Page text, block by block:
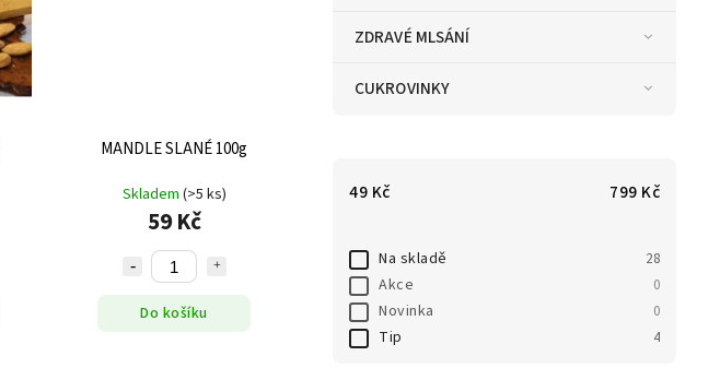
ZDRAVÉ MLSÁNÍ
CUKROVINKY
49 Kč 799 Kč
Na skladě 28
Akce 0
Novinka 0
Tip 4
MANDLE SLANÉ 100g
Skladem (>5 ks)
59 Kč
Do košíku